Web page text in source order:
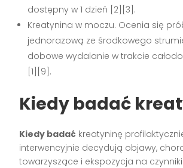
dostępny w 1 dzień [2][3].
Kreatynina w moczu. Ocenia się
jednorazową ze środkowego
dobowe wydalanie w trakcie
[1][9].
Kiedy badać
Kiedy badać kreatyninę
interwencyjnie decydują objawy,
towarzyszące i ekspozycja na czynniki